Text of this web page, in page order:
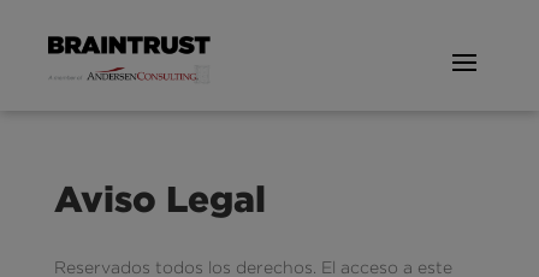
Aviso Legal
Reservados todos los derechos. El acceso a este